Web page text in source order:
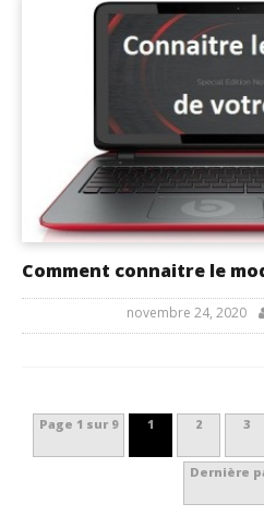
Comment connaitre le
novembre 24, 2020
Page 1 sur 9 1 2 3
Dernière